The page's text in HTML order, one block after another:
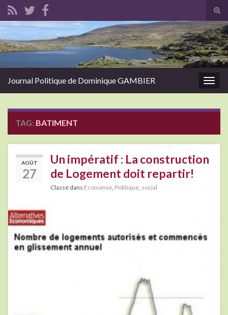
Search for:
Journal Politique de Dominique GAMBIER
TAG: BATIMENT
AOÛT
27
Un impératif : La construction
de Logement doit repartir!
Classé dans Economie Politique social